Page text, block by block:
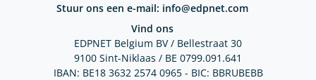
Stuur ons een e-mail: info@edpnet.com
Vind ons
EDPNET Belgium BV / Bellestraat 30
9100 Sint-Niklaas / BE 0799.091.641
IBAN: BE18 3632 2574 0965 - BIC: BBRUBEBB